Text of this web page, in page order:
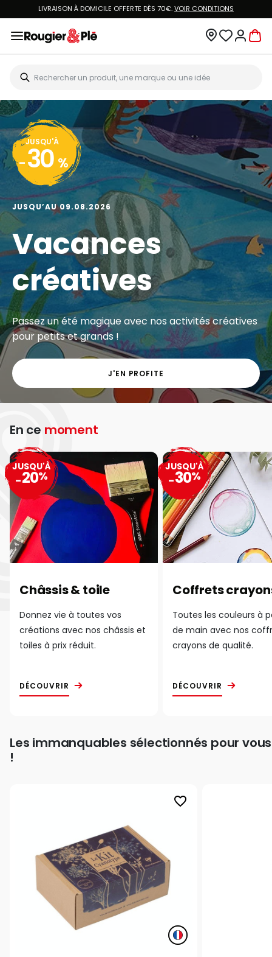
LIVRAISON À DOMICILE OFFERTE DÈS 70€.VOIR CONDITIONS
JUSQU'À
- 30 %
JUSQU’AU 09.08.2026
Vacances
créatives
Passez un été magique avec nos activités créatives
pour petits et grands !
J'EN PROFITE
En ce moment
Châssis & toile
Donnez vie à toutes vos
créations avec nos châssis et
toiles à prix réduit.
DÉCOUVRIR
JUSQU'À
-20%
Coffrets
Toutes les couleurs à
de main avec nos
crayons de qualité.
DÉCOUVRIR
JUSQU'À
-30%
Les immanquables sélectionnés pour vous
!
favorite_border